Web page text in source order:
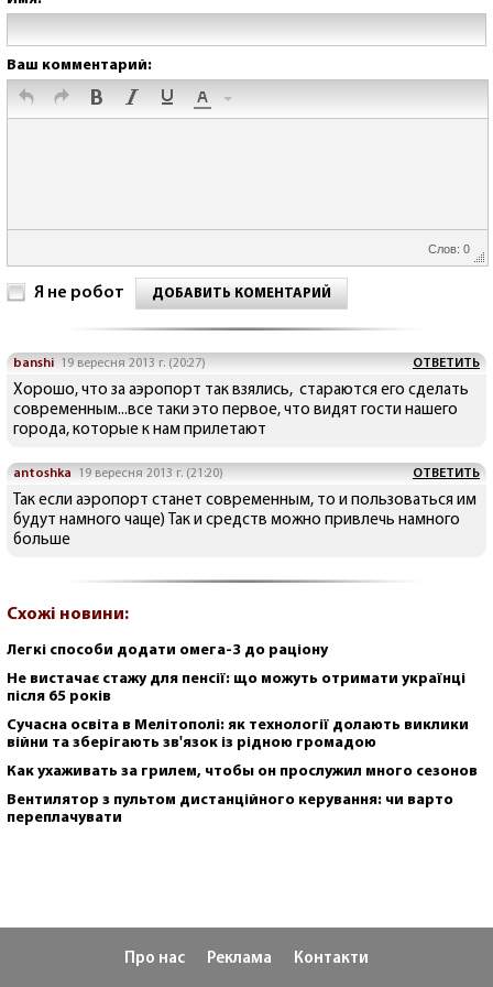
Ваш комментарий:
Слов: 0
Я не робот ДОБАВИТЬ КОМЕНТАРИЙ
banshi 19 вересня 2013 г. (20:27) ОТВЕТИТЬ
Хорошо, что за аэропорт так взялись, стараются его сделать
современным...все таки это первое, что видят гости нашего
города, которые к нам прилетают
antoshka 19 вересня 2013 г. (21:20) ОТВЕТИТЬ
Так если аэропорт станет современным, то и пользоваться им
будут намного чаще) Так и средств можно привлечь намного
больше
Схожі новини:
Легкі способи додати омега-3 до раціону
Не вистачає стажу для пенсії: що можуть отримати українці
після 65 років
Сучасна освіта в Мелітополі: як технології долають виклики
війни та зберігають зв'язок із рідною громадою
Как ухаживать за грилем, чтобы он прослужил много сезонов
Вентилятор з пультом дистанційного керування: чи варто
переплачувати
Про нас Реклама Контакти